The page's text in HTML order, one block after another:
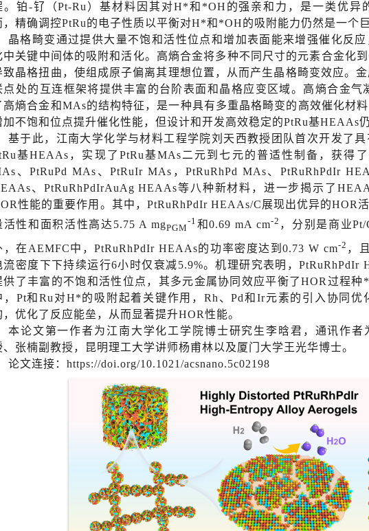
。铂-钌（Pt-Ru）基材料因其对H*和*OH的强亲和力，是一类优异
，精确调控PtRu的电子性质以平衡对H*和*OH的吸附能力仍然是一个
晶格畸变通过提供大量不饱和活性位点和增加表面能来增强催化反
中关键中间体的吸附和活化。高熵合金将多种不同尺寸的元素合金化
致晶格扭曲，使组成原子偏离其理想位置，从而产生晶格畸变效应。
点处的互连框架将提供丰富的台阶表面和晶格应变区域。高熵合金气
高熵合金和MAs的结构特征，是一种具有多重晶格畸变的高效催化材
加不饱和位点提升催化性能，但设计和开发高效稳定的PtRu基HEAAs仍
基于此，江南大学化学与材料工程学院刘天西教授团队首次开发了
基HEAAs，实现了PtRu基MAs二元到七元的普适性制备，获得了
、PtRuPd MAs、PtRuIr MAs，PtRuRhPd MAs、PtRuRhPdIr
、PtRuRhPdIrAuAg HEAAs等八种新材料，进一步揭示了
性能的重要作用。其中，PtRuRhPdIr HEAAs/C展现出优异的HOR
活性和面积活性高达5.75 A mgPGM
-1 和0.69 mA cm-2 ，分别是商业
，在AEMFC中，PtRuRhPdIr HEAAs的功率密度达到0.73 W cm-2 ，
流密度下下持续运行6小时仅衰减5.9%。机理研究表明，PtRuRhPdIr
供了丰富的不饱和活性位点，其多元金属协同效应平衡了HOR过程
，Pt和Ru对H*的吸附起着关键作用，Rh、Pd和Ir元素的引入协同优
，优化了反应能垒，从而显著提升HOR性能。
本论文第一作者为江南大学化工学院博士研究生李晗君，通讯作者
、张楠副教授，昆明理工大学讲师杨甫林以及厦门大学王光华博士。
论文连接： https://doi.org/10.1021/acsnano.5c02198